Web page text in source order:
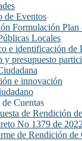
de Eventos
Formulación Plan
Locales
e identificación de
y presupuesto
e innovación
Cuentas
de Rendición
No 1379 de 2022
de Rendición de